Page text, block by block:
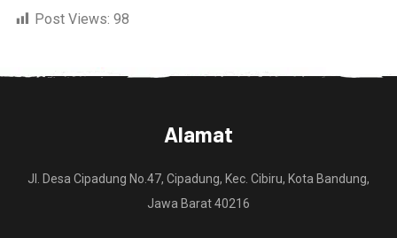
Post Views: 98
Alamat
Jl. Desa Cipadung No.47, Cipadung, Kec. Cibiru, Kota Bandung,
Jawa Barat 40216